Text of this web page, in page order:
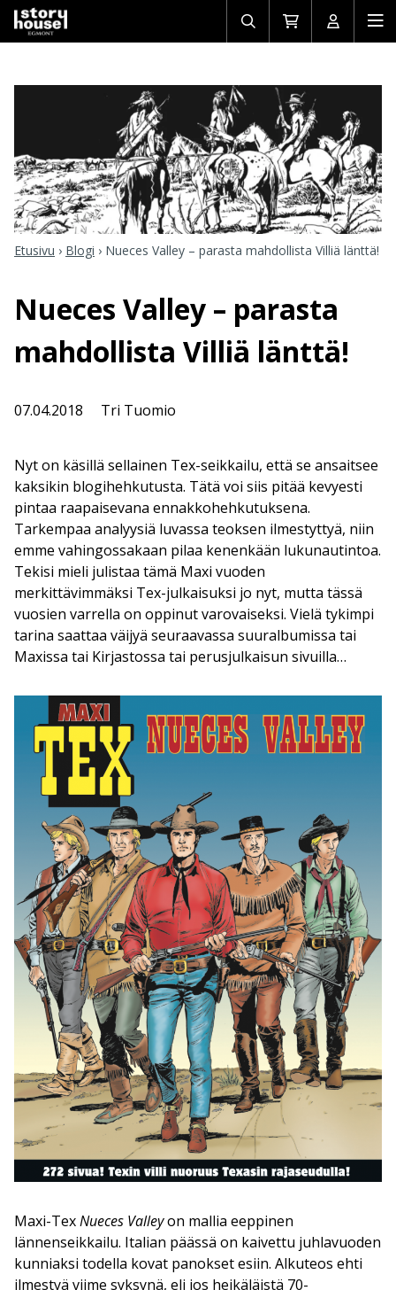
Avaa/sulje
haku
Siirry
ostoskoriin
Avaa/
Etusivu › Blogi › Nueces Valley – parasta mahdollista Villiä länttä!
Nueces Valley – parasta
mahdollista Villiä länttä!
07.04.2018 Tri Tuomio
Nyt on käsillä sellainen Tex-seikkailu, että se ansaitsee
kaksikin blogihehkutusta. Tätä voi siis pitää kevyesti
pintaa raapaisevana ennakkohehkutuksena.
Tarkempaa analyysiä luvassa teoksen ilmestyttyä, niin
emme vahingossakaan pilaa kenenkään lukunautintoa.
Tekisi mieli julistaa tämä Maxi vuoden
merkittävimmäksi Tex-julkaisuksi jo nyt, mutta tässä
vuosien varrella on oppinut varovaiseksi. Vielä tykimpi
tarina saattaa väijyä seuraavassa suuralbumissa tai
Maxissa tai Kirjastossa tai perusjulkaisun sivuilla…
Maxi-TexNueces Valleyon mallia eeppinen
lännenseikkailu. Italian päässä on kaivettu juhlavuoden
kunniaksi todella kovat panokset esiin. Alkuteos ehti
ilmestyä viime syksynä, eli jos heikäläistä 70-